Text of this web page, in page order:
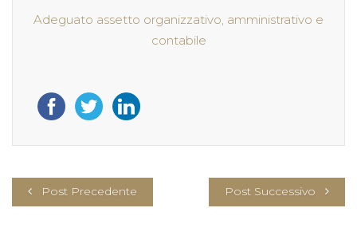
Adeguato assetto organizzativo, amministrativo e
contabile
Post Precedente Post Successivo